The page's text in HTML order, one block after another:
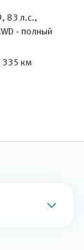
83 л.с.,
- полный
335 км